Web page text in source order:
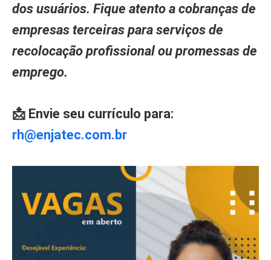
dos usuários. Fique atento a cobranças de
empresas terceiras para serviços de
recolocação profissional ou promessas de
emprego.
📩 Envie seu currículo para:
rh@enjatec.com.br